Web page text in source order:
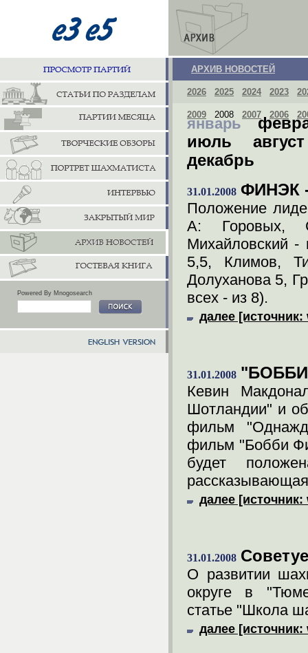
Powered By Mnogosearch
АРХИВ НОВОСТЕЙ
2026 2025 2024 2023
2009 2008 2007 2006
январь
июль
август
декабрь
31.01.2008 ФИНЭК -
Положение
А: Горовых,
Михайловский
5,5, Климов,
Долуханова 5,
всех - из 8).
далее
31.01.2008
Кевин
Шотландии" и
фильм
фильм "Бобби
будет
далее
31.01.2008
О развитии
округе в
статье "Школа
далее